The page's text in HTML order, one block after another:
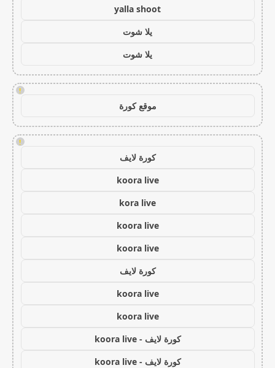
yalla shoot
يلا شوت
يلا شوت
!
موقع كورة
!
كورة لايف
koora live
kora live
koora live
koora live
كورة لايف
koora live
koora live
كورة لايف - koora live
كورة لايف - koora live